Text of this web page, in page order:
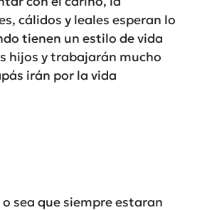
cálidos y leales esperan lo
tienen un estilo de vida
hijos y trabajarán mucho
irán por la vida
sea que siempre estaran